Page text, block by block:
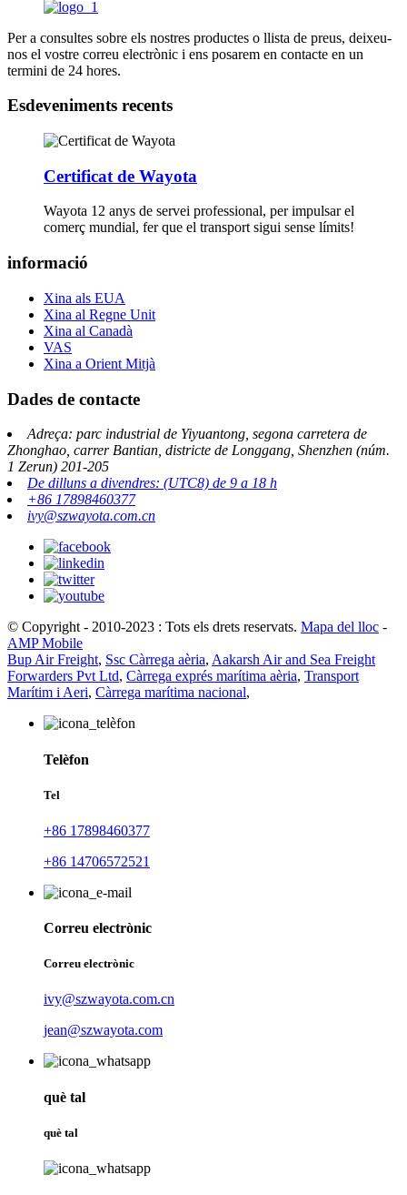
Per a consultes sobre els nostres productes o llista de preus, deixeu-
nos el vostre correu electrònic i ens posarem en contacte en un
termini de 24 hores.
Esdeveniments recents
Certificat de Wayota
Wayota 12 anys de servei professional, per impulsar el
comerç mundial, fer que el transport sigui sense límits!
informació
Xina als EUA
Xina al Regne Unit
Xina al Canadà
VAS
Xina a Orient Mitjà
Dades de contacte
Adreça: parc industrial de Yiyuantong, segona carretera de
Zhonghao, carrer Bantian, districte de Longgang, Shenzhen (núm.
1 Zerun) 201-205
De dilluns a divendres: (UTC8) de 9 a 18 h
+86 17898460377
ivy@szwayota.com.cn
© Copyright - 2010-2023 : Tots els drets reservats. Mapa del lloc -
AMP Mobile
Bup Air Freight, Ssc Càrrega aèria, Aakarsh Air and Sea Freight
Forwarders Pvt Ltd, Càrrega exprés marítima aèria, Transport
Marítim i Aeri, Càrrega marítima nacional,
Telèfon
Tel
+86 17898460377
+86 14706572521
Correu electrònic
Correu electrònic
ivy@szwayota.com.cn
jean@szwayota.com
què tal
què tal